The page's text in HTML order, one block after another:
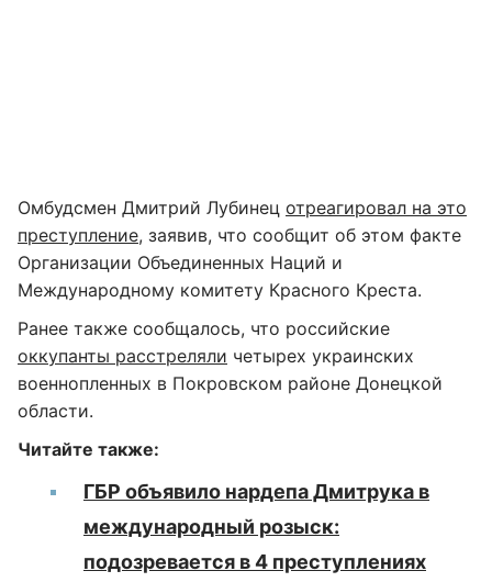
Омбудсмен Дмитрий Лубинец отреагировал на это
преступление, заявив, что сообщит об этом факте
Организации Объединенных Наций и
Международному комитету Красного Креста.
Ранее также сообщалось, что российские
оккупанты расстреляли четырех украинских
военнопленных в Покровском районе Донецкой
области.
Читайте также:
ГБР объявило нардепа Дмитрука в
международный розыск:
подозревается в 4 преступлениях